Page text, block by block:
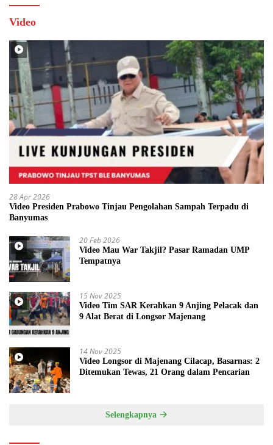
Video
28 Apr 2026
Video Presiden Prabowo Tinjau Pengolahan Sampah Terpadu di
Banyumas
20 Feb 2026
Video Mau War Takjil? Pasar Ramadan UMP
Tempatnya
15 Nov 2025
Video Tim SAR Kerahkan 9 Anjing Pelacak dan
9 Alat Berat di Longsor Majenang
14 Nov 2025
Video Longsor di Majenang Cilacap, Basarnas: 2
Ditemukan Tewas, 21 Orang dalam Pencarian
Selengkapnya